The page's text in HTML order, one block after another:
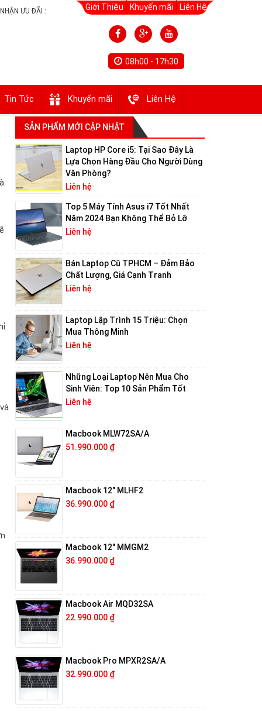
ƯU ĐÃI : Giới Thiệu Khuyến mãi Liên Hệ
08h00 - 17h30
Tin Tức Khuyến mãi Liên Hệ
SẢN PHẨM MỚI CẬP NHẬT
Laptop HP Core i5: Tại Sao Đây Là
Lựa Chọn Hàng Đầu Cho Người Dùng
Văn Phòng?
Liên hệ
Top 5 Máy Tính Asus i7 Tốt Nhất
Năm 2024 Bạn Không Thể Bỏ Lỡ
Liên hệ
Bán Laptop Cũ TPHCM – Đảm Bảo
Chất Lượng, Giá Cạnh Tranh
Liên hệ
Laptop Lập Trình 15 Triệu: Chọn
Mua Thông Minh
Liên hệ
Những Loại Laptop Nên Mua Cho
Sinh Viên: Top 10 Sản Phẩm Tốt
Liên hệ
Macbook MLW72SA/A
51.990.000 ₫
Macbook 12″ MLHF2
36.990.000 ₫
Macbook 12″ MMGM2
36.990.000 ₫
Macbook Air MQD32SA
22.990.000 ₫
Macbook Pro MPXR2SA/A
32.990.000 ₫